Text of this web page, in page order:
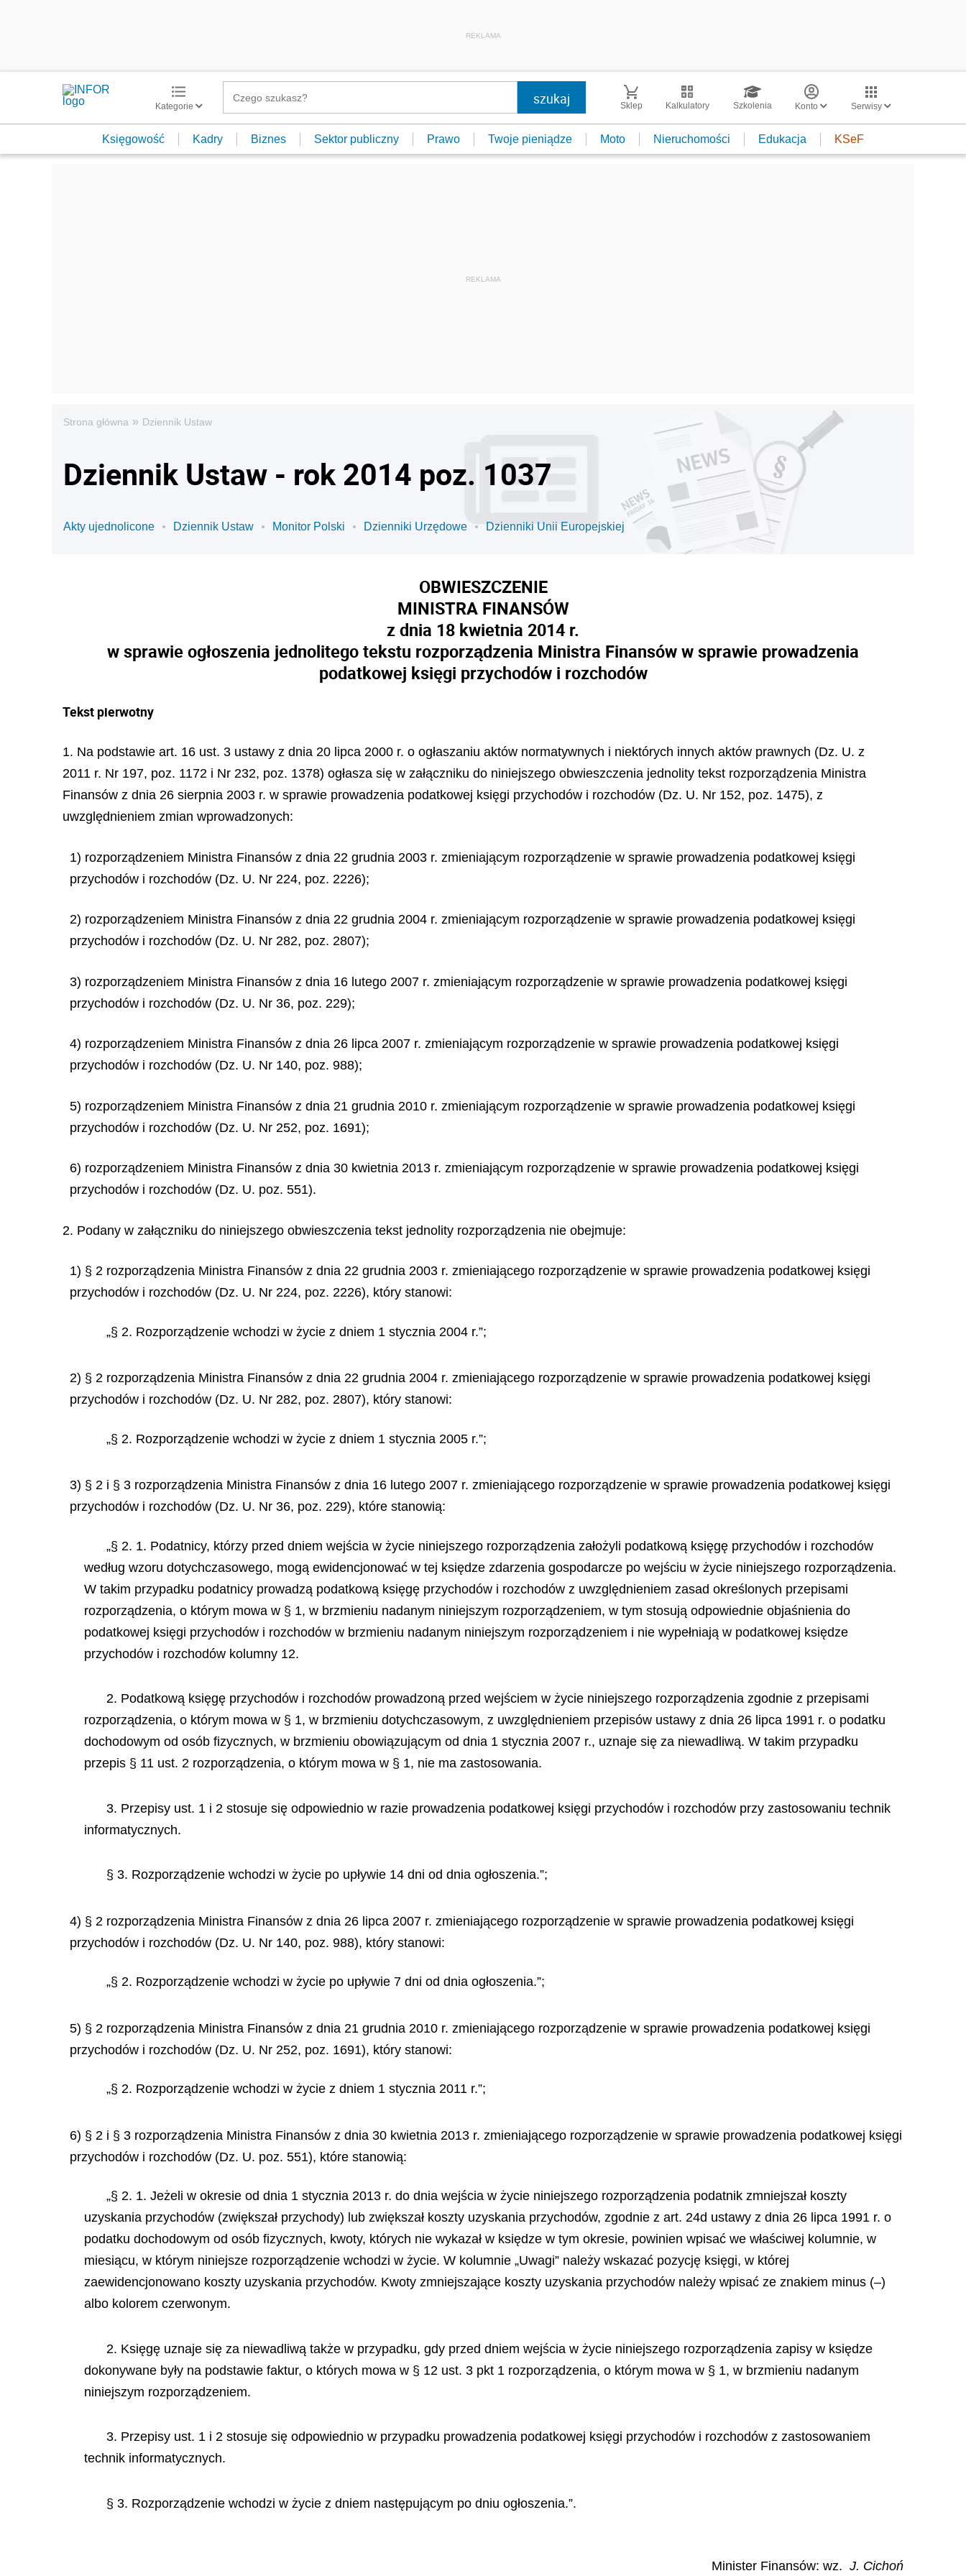
REKLAMA
Kategorie Sklep Kalkulatory Szkolenia Konto Serwisy
Księgowość Kadry Biznes Sektor publiczny Prawo Twoje pieniądze Moto Nieruchomości Edukacja KSeF
Strona główna » Dziennik Ustaw
Dziennik Ustaw - rok 2014 poz. 1037
Akty ujednolicone Dziennik Ustaw Monitor Polski Dzienniki Urzędowe Dzienniki Unii Europejskiej
OBWIESZCZENIE
MINISTRA FINANSÓW
z dnia 18 kwietnia 2014 r.
w sprawie ogłoszenia jednolitego tekstu rozporządzenia Ministra Finansów w sprawie prowadzenia
podatkowej księgi przychodów i rozchodów
Tekst pierwotny
1. Na podstawie art. 16 ust. 3 ustawy z dnia 20 lipca 2000 r. o ogłaszaniu aktów normatywnych i niektórych innych aktów prawnych (Dz. U. z
2011 r. Nr 197, poz. 1172 i Nr 232, poz. 1378) ogłasza się w załączniku do niniejszego obwieszczenia jednolity tekst rozporządzenia Ministra
Finansów z dnia 26 sierpnia 2003 r. w sprawie prowadzenia podatkowej księgi przychodów i rozchodów (Dz. U. Nr 152, poz. 1475), z
uwzględnieniem zmian wprowadzonych:
1) rozporządzeniem Ministra Finansów z dnia 22 grudnia 2003 r. zmieniającym rozporządzenie w sprawie prowadzenia podatkowej księgi
przychodów i rozchodów (Dz. U. Nr 224, poz. 2226);
2) rozporządzeniem Ministra Finansów z dnia 22 grudnia 2004 r. zmieniającym rozporządzenie w sprawie prowadzenia podatkowej księgi
przychodów i rozchodów (Dz. U. Nr 282, poz. 2807);
3) rozporządzeniem Ministra Finansów z dnia 16 lutego 2007 r. zmieniającym rozporządzenie w sprawie prowadzenia podatkowej księgi
przychodów i rozchodów (Dz. U. Nr 36, poz. 229);
4) rozporządzeniem Ministra Finansów z dnia 26 lipca 2007 r. zmieniającym rozporządzenie w sprawie prowadzenia podatkowej księgi
przychodów i rozchodów (Dz. U. Nr 140, poz. 988);
5) rozporządzeniem Ministra Finansów z dnia 21 grudnia 2010 r. zmieniającym rozporządzenie w sprawie prowadzenia podatkowej księgi
przychodów i rozchodów (Dz. U. Nr 252, poz. 1691);
6) rozporządzeniem Ministra Finansów z dnia 30 kwietnia 2013 r. zmieniającym rozporządzenie w sprawie prowadzenia podatkowej księgi
przychodów i rozchodów (Dz. U. poz. 551).
2. Podany w załączniku do niniejszego obwieszczenia tekst jednolity rozporządzenia nie obejmuje:
1) § 2 rozporządzenia Ministra Finansów z dnia 22 grudnia 2003 r. zmieniającego rozporządzenie w sprawie prowadzenia podatkowej księgi
przychodów i rozchodów (Dz. U. Nr 224, poz. 2226), który stanowi:
„§ 2. Rozporządzenie wchodzi w życie z dniem 1 stycznia 2004 r.”;
2) § 2 rozporządzenia Ministra Finansów z dnia 22 grudnia 2004 r. zmieniającego rozporządzenie w sprawie prowadzenia podatkowej księgi
przychodów i rozchodów (Dz. U. Nr 282, poz. 2807), który stanowi:
„§ 2. Rozporządzenie wchodzi w życie z dniem 1 stycznia 2005 r.”;
3) § 2 i § 3 rozporządzenia Ministra Finansów z dnia 16 lutego 2007 r. zmieniającego rozporządzenie w sprawie prowadzenia podatkowej księgi
przychodów i rozchodów (Dz. U. Nr 36, poz. 229), które stanowią:
„§ 2. 1. Podatnicy, którzy przed dniem wejścia w życie niniejszego rozporządzenia założyli podatkową księgę przychodów i rozchodów
według wzoru dotychczasowego, mogą ewidencjonować w tej księdze zdarzenia gospodarcze po wejściu w życie niniejszego rozporządzenia.
W takim przypadku podatnicy prowadzą podatkową księgę przychodów i rozchodów z uwzględnieniem zasad określonych przepisami
rozporządzenia, o którym mowa w § 1, w brzmieniu nadanym niniejszym rozporządzeniem, w tym stosują odpowiednie objaśnienia do
podatkowej księgi przychodów i rozchodów w brzmieniu nadanym niniejszym rozporządzeniem i nie wypełniają w podatkowej księdze
przychodów i rozchodów kolumny 12.
2. Podatkową księgę przychodów i rozchodów prowadzoną przed wejściem w życie niniejszego rozporządzenia zgodnie z przepisami
rozporządzenia, o którym mowa w § 1, w brzmieniu dotychczasowym, z uwzględnieniem przepisów ustawy z dnia 26 lipca 1991 r. o podatku
dochodowym od osób fizycznych, w brzmieniu obowiązującym od dnia 1 stycznia 2007 r., uznaje się za niewadliwą. W takim przypadku
przepis § 11 ust. 2 rozporządzenia, o którym mowa w § 1, nie ma zastosowania.
3. Przepisy ust. 1 i 2 stosuje się odpowiednio w razie prowadzenia podatkowej księgi przychodów i rozchodów przy zastosowaniu technik
informatycznych.
§ 3. Rozporządzenie wchodzi w życie po upływie 14 dni od dnia ogłoszenia.”;
4) § 2 rozporządzenia Ministra Finansów z dnia 26 lipca 2007 r. zmieniającego rozporządzenie w sprawie prowadzenia podatkowej księgi
przychodów i rozchodów (Dz. U. Nr 140, poz. 988), który stanowi:
„§ 2. Rozporządzenie wchodzi w życie po upływie 7 dni od dnia ogłoszenia.”;
5) § 2 rozporządzenia Ministra Finansów z dnia 21 grudnia 2010 r. zmieniającego rozporządzenie w sprawie prowadzenia podatkowej księgi
przychodów i rozchodów (Dz. U. Nr 252, poz. 1691), który stanowi:
„§ 2. Rozporządzenie wchodzi w życie z dniem 1 stycznia 2011 r.”;
6) § 2 i § 3 rozporządzenia Ministra Finansów z dnia 30 kwietnia 2013 r. zmieniającego rozporządzenie w sprawie prowadzenia podatkowej księgi
przychodów i rozchodów (Dz. U. poz. 551), które stanowią:
„§ 2. 1. Jeżeli w okresie od dnia 1 stycznia 2013 r. do dnia wejścia w życie niniejszego rozporządzenia podatnik zmniejszał koszty
uzyskania przychodów (zwiększał przychody) lub zwiększał koszty uzyskania przychodów, zgodnie z art. 24d ustawy z dnia 26 lipca 1991 r. o
podatku dochodowym od osób fizycznych, kwoty, których nie wykazał w księdze w tym okresie, powinien wpisać we właściwej kolumnie, w
miesiącu, w którym niniejsze rozporządzenie wchodzi w życie. W kolumnie „Uwagi” należy wskazać pozycję księgi, w której
zaewidencjonowano koszty uzyskania przychodów. Kwoty zmniejszające koszty uzyskania przychodów należy wpisać ze znakiem minus (–)
albo kolorem czerwonym.
2. Księgę uznaje się za niewadliwą także w przypadku, gdy przed dniem wejścia w życie niniejszego rozporządzenia zapisy w księdze
dokonywane były na podstawie faktur, o których mowa w § 12 ust. 3 pkt 1 rozporządzenia, o którym mowa w § 1, w brzmieniu nadanym
niniejszym rozporządzeniem.
3. Przepisy ust. 1 i 2 stosuje się odpowiednio w przypadku prowadzenia podatkowej księgi przychodów i rozchodów z zastosowaniem
technik informatycznych.
§ 3. Rozporządzenie wchodzi w życie z dniem następującym po dniu ogłoszenia.”.
Minister Finansów: wz. J. Cichoń